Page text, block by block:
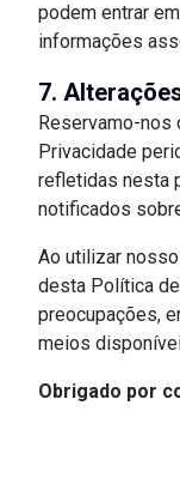
podem entrar
informações
7.
Reservamo-nos
Privacidade
refletidas nesta
notificados
Ao utilizar
desta Política
preocupações,
meios
Obrigado por